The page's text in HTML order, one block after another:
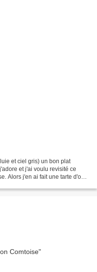
et ciel gris) un bon plat
et j'ai voulu revisité ce
Alors j'en ai fait une tarte d'où